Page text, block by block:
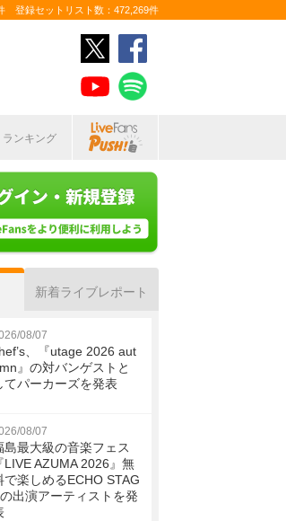
登録セットリスト数：472,269件
ランキング
新着ライブレポート
08/07
、『utage 2026 aut
』の対バンゲストと
てパーカーズを発表
08/07
島最大級の音楽フェス
『LIVE AZUMA 2026』無
で楽しめるECHO STAG
出演アーティストを発